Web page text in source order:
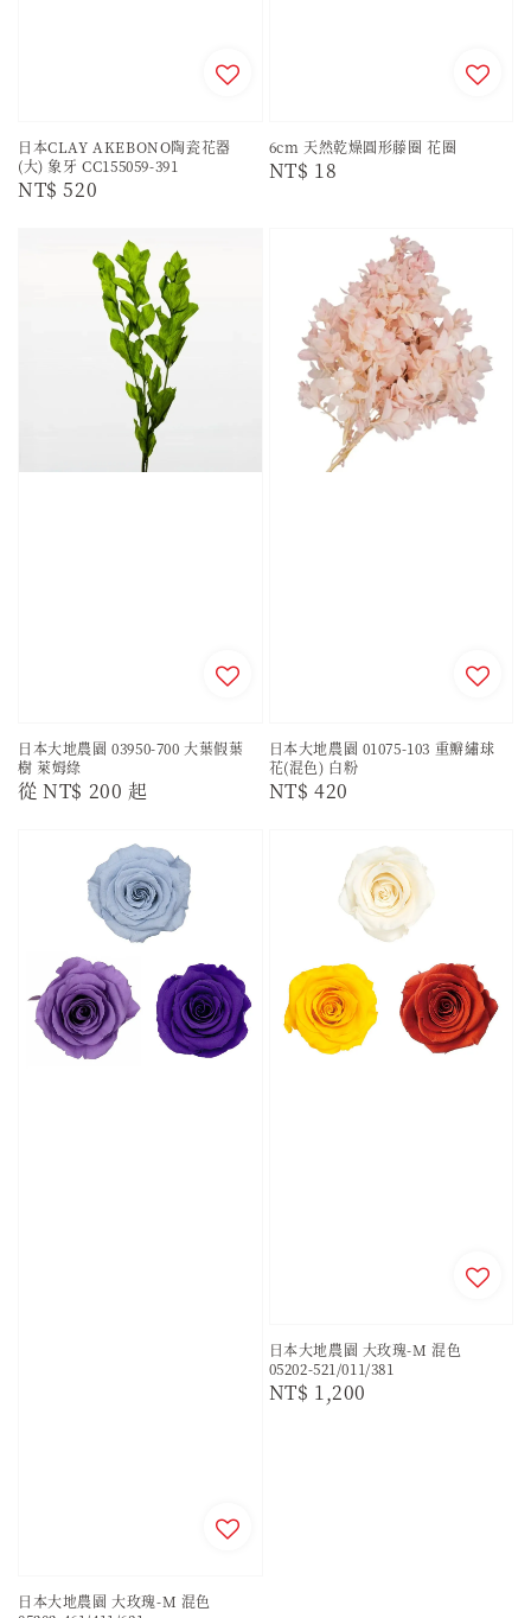
日本CLAY AKEBONO陶瓷花器
(大) 象牙 CC155059-391
Regular
NT$ 520
6cm 天然乾燥圓形藤圈 花圈
Regular
NT$ 18
日本大地農園 03950-700 大葉假葉
樹 萊姆綠
Regular
從NT$ 200 起
日本大地農園 01075-103 重瓣繡球
花(混色) 白粉
Regular
NT$ 420
日本大地農園 大玫瑰-M 混色
日本大地農園 大玫瑰-M 混色
05202-521/011/381
Regular
NT$ 1,200